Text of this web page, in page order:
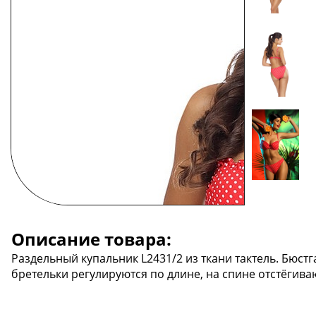
Описание товара:
Раздельный купальник L2431/2 из ткани тактель.
бретельки регулируются по длине, на спине